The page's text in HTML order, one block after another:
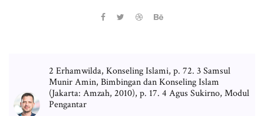
2 Erhamwilda, Konseling Islami, p. 72. 3 Samsul
Munir Amin, Bimbingan dan Konseling Islam
(Jakarta: Amzah, 2010), p. 17. 4 Agus Sukirno, Modul
Pengantar